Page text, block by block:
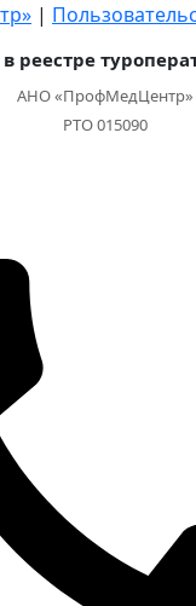
|
реестре
АНО «ПрофМедЦентр»
РТО 015090